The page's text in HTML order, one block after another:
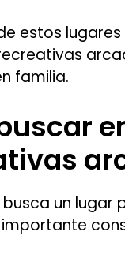
estos
familia.
un lugar